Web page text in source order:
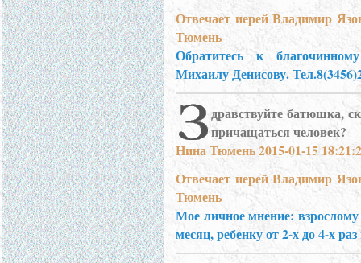
Отвечает иерей Владимир
Тюмень
Обратитесь к
Михаилу Денисову.
дравствуйте батюшка,
причащаться человек?
Нина Тюмень 2015-01-15
Отвечает иерей Владимир
Тюмень
Мое личное мнение:
месяц, ребенку от 2-х до 4-х